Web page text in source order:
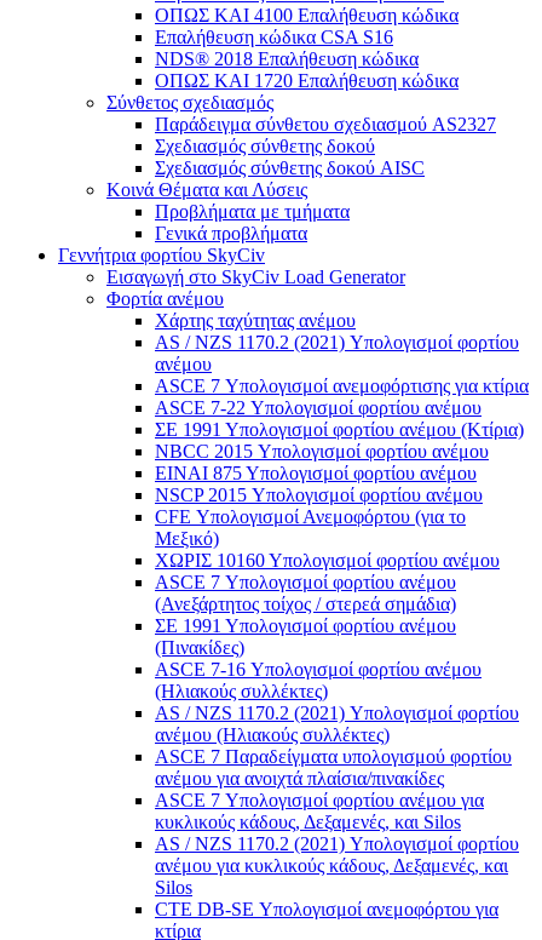
ΟΠΩΣ ΚΑΙ 4100 Επαλήθευση κώδικα
Επαλήθευση κώδικα CSA S16
NDS® 2018 Επαλήθευση κώδικα
ΟΠΩΣ ΚΑΙ 1720 Επαλήθευση κώδικα
Σύνθετος σχεδιασμός
Παράδειγμα σύνθετου σχεδιασμού AS2327
Σχεδιασμός σύνθετης δοκού
Σχεδιασμός σύνθετης δοκού AISC
Κοινά Θέματα και Λύσεις
Προβλήματα με τμήματα
Γενικά προβλήματα
Γεννήτρια φορτίου SkyCiv
Εισαγωγή στο SkyCiv Load Generator
Φορτία ανέμου
Χάρτης ταχύτητας ανέμου
AS / NZS 1170.2 (2021) Υπολογισμοί φορτίου
ανέμου
ASCE 7 Υπολογισμοί ανεμοφόρτισης για κτίρια
ASCE 7-22 Υπολογισμοί φορτίου ανέμου
ΣΕ 1991 Υπολογισμοί φορτίου ανέμου (Κτίρια)
NBCC 2015 Υπολογισμοί φορτίου ανέμου
ΕΙΝΑΙ 875 Υπολογισμοί φορτίου ανέμου
NSCP 2015 Υπολογισμοί φορτίου ανέμου
CFE Υπολογισμοί Ανεμοφόρτου (για το
Μεξικό)
ΧΩΡΙΣ 10160 Υπολογισμοί φορτίου ανέμου
ASCE 7 Υπολογισμοί φορτίου ανέμου
(Ανεξάρτητος τοίχος / στερεά σημάδια)
ΣΕ 1991 Υπολογισμοί φορτίου ανέμου
(Πινακίδες)
ASCE 7-16 Υπολογισμοί φορτίου ανέμου
(Ηλιακούς συλλέκτες)
AS / NZS 1170.2 (2021) Υπολογισμοί φορτίου
ανέμου (Ηλιακούς συλλέκτες)
ASCE 7 Παραδείγματα υπολογισμού φορτίου
ανέμου για ανοιχτά πλαίσια/πινακίδες
ASCE 7 Υπολογισμοί φορτίου ανέμου για
κυκλικούς κάδους, Δεξαμενές, και Silos
AS / NZS 1170.2 (2021) Υπολογισμοί φορτίου
ανέμου για κυκλικούς κάδους, Δεξαμενές, και
Silos
CTE DB-SE Υπολογισμοί ανεμοφόρτου για
κτίρια